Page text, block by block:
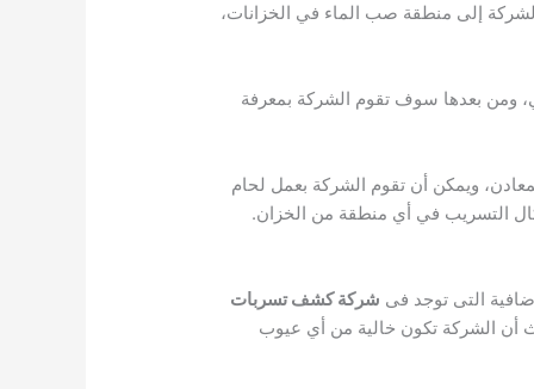
إلى منطقة صب الماء في الخزانات،
ومن بعدها سوف تقوم الشركة بمعرفة
ويمكن أن تقوم الشركة بعمل لحام
التسريب في أي منطقة من الخزان.
التى توجد فى شركة كشف تسربات
الشركة تكون خالية من أي عيوب